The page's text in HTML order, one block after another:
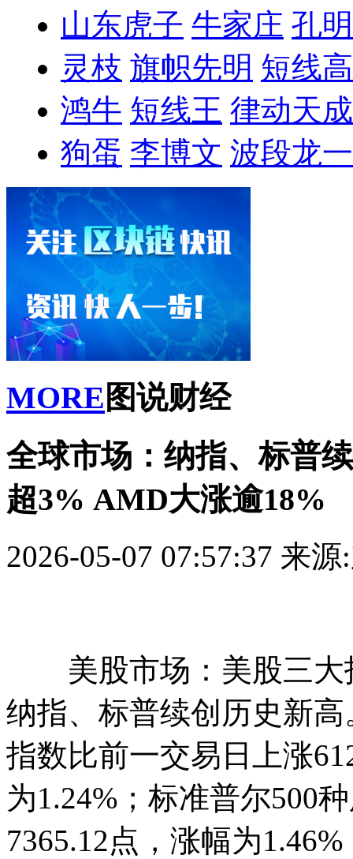
山东虎子 牛家庄 孔
灵枝 旗帜先明 短线
鸿牛 短线王 律动天成
狗蛋 李博文 波段龙一
MORE 图说财经
全球市场：纳指、标普
超3% AMD大涨逾18%
2026-05-07 07:57:37 来源
美股市场：美股三大
纳指、标普续创历史新
指数比前一交易日上涨
为1.24%；标准普尔500
7365.12点，涨幅为